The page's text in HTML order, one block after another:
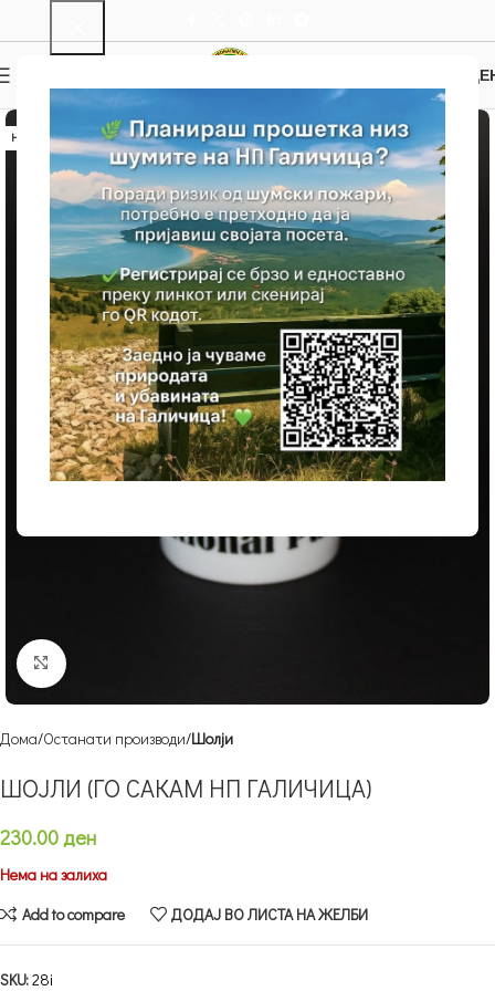
НЕМА ЗАЛИХА
Кликнете за зголемување
Дома Останати производи Шолји
ШОЈЛИ (ГО САКАМ НП ГАЛИЧИЦА)
230.00ден
Нема на залиха
Add to compare
ДОДАЈ ВО ЛИСТА НА ЖЕЛБИ
SKU:28i